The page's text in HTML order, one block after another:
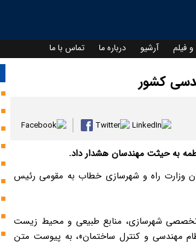
فیلم آرشیو درباره ما تماس با ما
کشور
به حیثت مهندسان هشدار داد.
وزارت راه و شهرسازی خطاب به مقومی رئیس
شماره 140301390002604074 مورخ 1404/10/088 هیئت تخصصی شهرسازی، منابع طبیعی و محیط زیست
بر «قابل ابطال نبودن بند 5 بخش «ب» ماده 91 قانون نظام مهندسی و کنترل ساختمان»، به پیوست متن